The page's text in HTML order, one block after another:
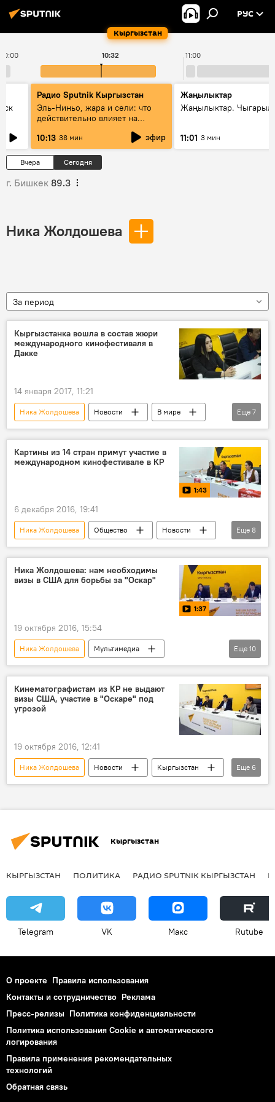
Кыргызстан
РУС
10:00 11:00
10:32
Радио Sputnik Кыргызстан
Эль-Ниньо, жара и сели: что
действительно влияет на
10:13 38 мин эфир
Жаңылыктар
Жаңылыктар.
11:01 3 мин
Вчера Сегодня
г. Бишкек 89.3
Ника Жолдошева
За период
Кыргызстанка вошла в состав жюри
международного кинофестиваля в
Дакке
14 января 2017, 11:21
Ника Жолдошева Новости
В мире
Кыргызстан
Культура
Бангладеш
кинофестиваль
Еще 7
Картины из 14 стран примут участие в
международном кинофестивале в КР
1:43
6 декабря 2016, 19:41
Ника Жолдошева Общество
Новости
видео
Пресс-центр
Кыргызстан
Культура
Мультимедиа
Таалайбек Кулмендеев
кинофестиваль "Кыргызстан — страна короткометражных фильмов"
Еще 8
Ника Жолдошева: нам необходимы
визы в США для борьбы за "Оскар"
1:37
19 октября 2016, 15:54
Ника Жолдошева
Мультимедиа
Новости
Кыргызстан
Пресс-центр
видео
Общество
Культура
Фильм "Завещание отца" борется за американские кинопремии
кинокартина "Завещание отца"
картина
Еще 10
Кинематографистам из КР не выдают
визы США, участие в "Оскаре" под
угрозой
19 октября 2016, 12:41
Ника Жолдошева Новости
Кыргызстан
Культура
Пресс-центр
картина
Еще 6
Кыргызстан
КЫРГЫЗСТАН ПОЛИТИКА РАДИО SPUTNIK КЫРГЫЗСТАН
Telegram VK Макс Rutube
О проекте Правила использования
Контакты и сотрудничество Реклама
Пресс-релизы Политика конфиденциальности
Политика использования Cookie и автоматического
логирования
Правила применения рекомендательных
технологий
Обратная связь